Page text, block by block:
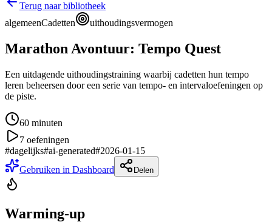
Terug naar bibliotheek
algemeenCadetten uithoudingsvermogen
Marathon Avontuur: Tempo Quest
Een uitdagende uithoudingstraining waarbij cadetten hun tempo
leren beheersen door een serie van tempo- en intervaloefeningen op
de piste.
60 minuten
7 oefeningen
#dagelijks#ai-generated#2026-01-15
Gebruiken in Dashboard
Delen
Warming-up